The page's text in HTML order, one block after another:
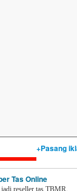
+Pasang
Tas Online
reseller tas TBMR.